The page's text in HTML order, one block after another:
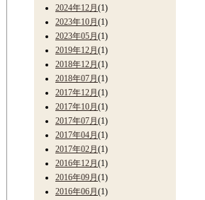
2024年12月 (1)
2023年10月 (1)
2023年05月 (1)
2019年12月 (1)
2018年12月 (1)
2018年07月 (1)
2017年12月 (1)
2017年10月 (1)
2017年07月 (1)
2017年04月 (1)
2017年02月 (1)
2016年12月 (1)
2016年09月 (1)
2016年06月 (1)